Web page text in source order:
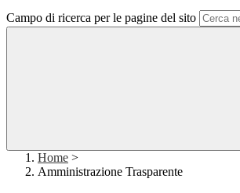
Campo di ricerca per le pagine del sito
Home >
Amministrazione Trasparente